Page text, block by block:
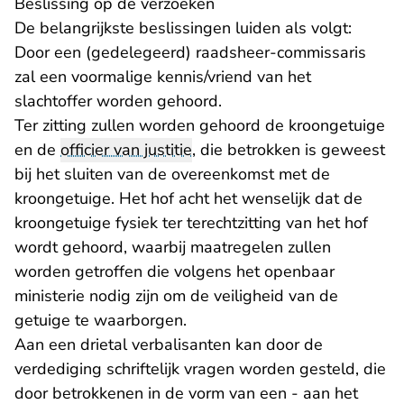
De belangrijkste beslissingen luiden als volgt:
Door een (gedelegeerd) raadsheer-commissaris
zal een voormalige kennis/vriend van het
slachtoffer worden gehoord.
Ter zitting zullen worden gehoord de kroongetuige
en de officier van justitie, die betrokken is geweest
bij het sluiten van de overeenkomst met de
kroongetuige. Het hof acht het wenselijk dat de
kroongetuige fysiek ter terechtzitting van het hof
wordt gehoord, waarbij maatregelen zullen
worden getroffen die volgens het openbaar
ministerie nodig zijn om de veiligheid van de
getuige te waarborgen.
Aan een drietal verbalisanten kan door de
verdediging schriftelijk vragen worden gesteld, die
door betrokkenen in de vorm van een - aan het